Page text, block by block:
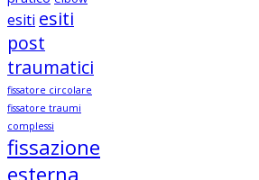
esiti esiti
post
traumatici
fissatore circolare
fissatore traumi
complessi
fissazione
esterna